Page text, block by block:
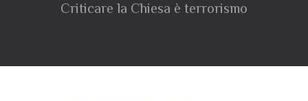
Criticare la Chiesa è terrorismo